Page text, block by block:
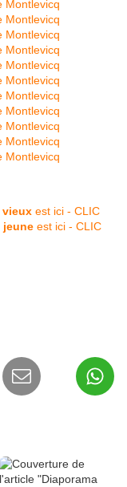
vieux est ici - CLIC
jeune est ici - CLIC